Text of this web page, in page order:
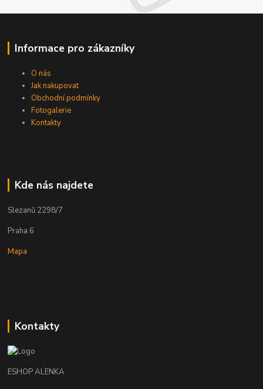
Informace pro zákazníky
O nás
Jak nakupovat
Obchodní podmínky
Fotogalerie
Kontakty
Kde nás najdete
Slezanů 2298/7
Praha 6
Mapa
Kontakty
ESHOP ALENKA